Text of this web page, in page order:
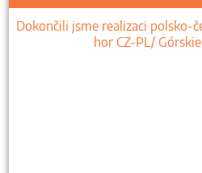
Dokončili jsme realizaci polsko-
hor CZ-PL/